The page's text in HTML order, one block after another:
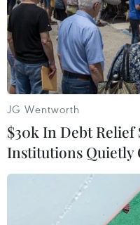
JG Wentworth
$30k In Debt Relief
Institutions Quietly